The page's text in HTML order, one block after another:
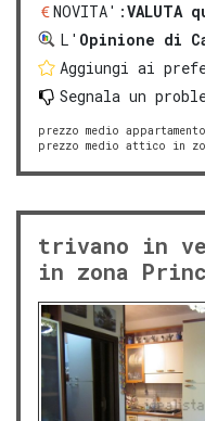
NOVITA':VALUTA
L' Opinione di
Aggiungi ai
Segnala un
prezzo medio
prezzo medio attico in
trivano in
in zona